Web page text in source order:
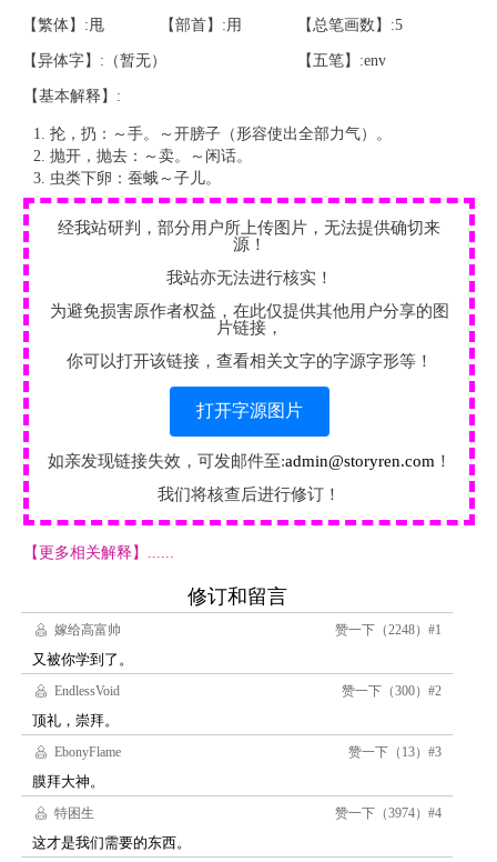
【繁体】:甩 【部首】:用 【总笔画数】:5
【异体字】:（暂无） 【五笔】:env
【基本解释】:
抡，扔：～手。～开膀子（形容使出全部力气）。
抛开，抛去：～卖。～闲话。
虫类下卵：蚕蛾～子儿。
经我站研判，部分用户所上传图片，无法提供确切来
源！
我站亦无法进行核实！
为避免损害原作者权益，在此仅提供其他用户分享的图
片链接，
你可以打开该链接，查看相关文字的字源字形等！
打开字源图片
如亲发现链接失效，可发邮件至:admin@storyren.com ！
我们将核查后进行修订！
【更多相关解释】......